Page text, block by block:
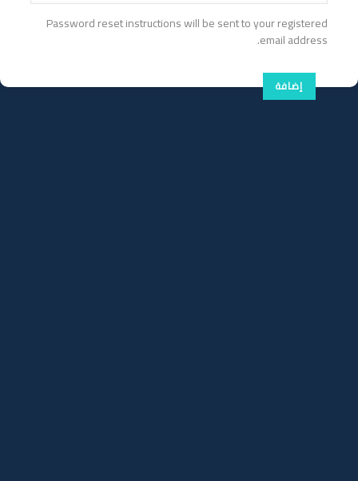
Password reset instructions will be sent to your registered
email address.